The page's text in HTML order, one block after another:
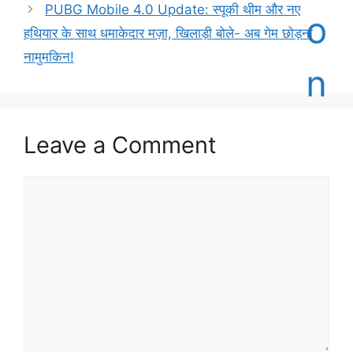
PUBG Mobile 4.0 Update: स्पूकी थीम और नए
हथियार के साथ धमाकेदार मज़ा, खिलाड़ी बोले- अब गेम छोड़ना
नामुमकिन!
Leave a Comment